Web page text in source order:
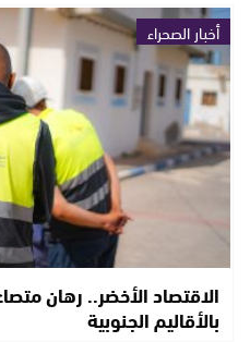
أخبار الصحراء
الاقتصاد الأخضر.. رهان
بالأقاليم الجنوبية